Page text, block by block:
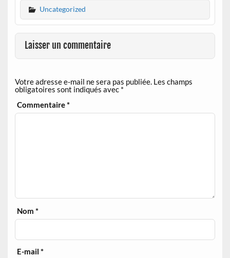
Uncategorized
Laisser un commentaire
Votre adresse e-mail ne sera pas publiée. Les champs
obligatoires sont indiqués avec *
Commentaire*
Nom*
E-mail*